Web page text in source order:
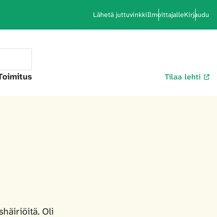
Lähetä juttuvinkkiIlmoittajalleKirjaudu
Tilaa lehti
Oli